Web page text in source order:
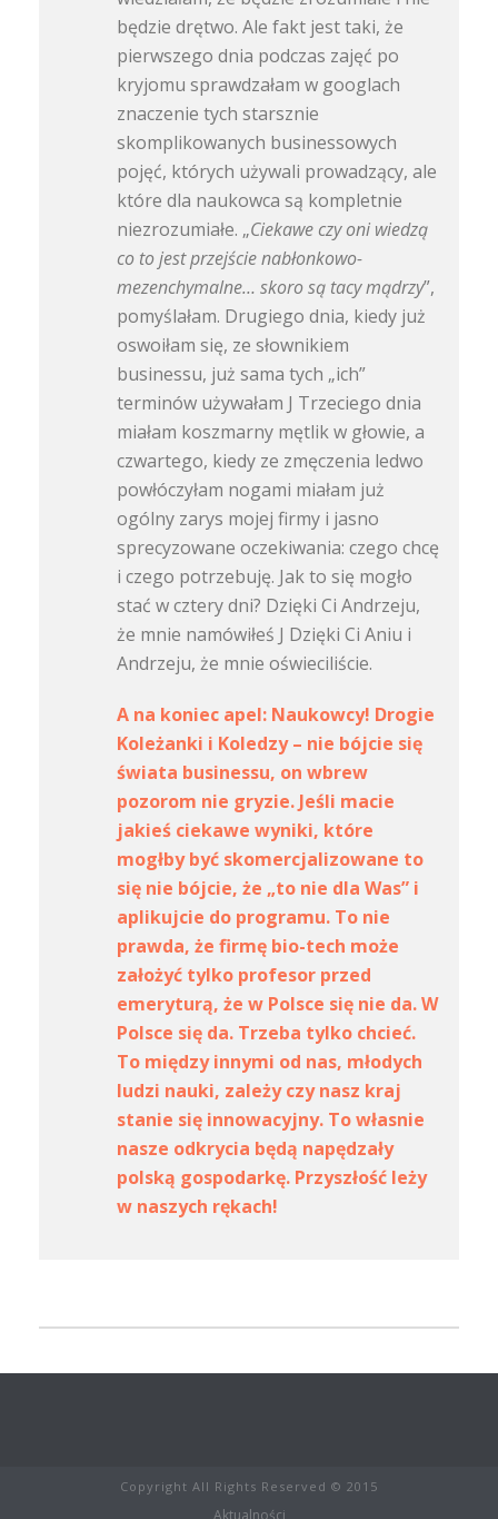
będzie drętwo. Ale fakt jest taki, że
pierwszego dnia podczas zajęć po
kryjomu sprawdzałam w googlach
znaczenie tych starsznie
skomplikowanych businessowych
pojęć, których używali prowadzący, ale
które dla naukowca są kompletnie
niezrozumiałe. „Ciekawe czy oni wiedzą
co to jest przejście nabłonkowo-
mezenchymalne… skoro są tacy mądrzy”,
pomyślałam. Drugiego dnia, kiedy już
oswoiłam się, ze słownikiem
businessu, już sama tych „ich”
terminów używałam J Trzeciego dnia
miałam koszmarny mętlik w głowie, a
czwartego, kiedy ze zmęczenia ledwo
powłóczyłam nogami miałam już
ogólny zarys mojej firmy i jasno
sprecyzowane oczekiwania: czego chcę
i czego potrzebuję. Jak to się mogło
stać w cztery dni? Dzięki Ci Andrzeju,
że mnie namówiłeś J Dzięki Ci Aniu i
Andrzeju, że mnie oświeciliście.
A na koniec apel: Naukowcy! Drogie
Koleżanki i Koledzy – nie bójcie się
świata businessu, on wbrew
pozorom nie gryzie. Jeśli macie
jakieś ciekawe wyniki, które
mogłby być skomercjalizowane to
się nie bójcie, że „to nie dla Was” i
aplikujcie do programu. To nie
prawda, że firmę bio-tech może
założyć tylko profesor przed
emeryturą, że w Polsce się nie da. W
Polsce się da. Trzeba tylko chcieć.
To między innymi od nas, młodych
ludzi nauki, zależy czy nasz kraj
stanie się innowacyjny. To własnie
nasze odkrycia będą napędzały
polską gospodarkę. Przyszłość leży
w naszych rękach!
Copyright All Rights Reserved © 2015
Aktualności